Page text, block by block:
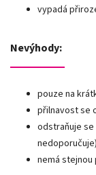
vypadá
Nevýhody:
pouze na
přilnavost se
odstraňuje
nemá